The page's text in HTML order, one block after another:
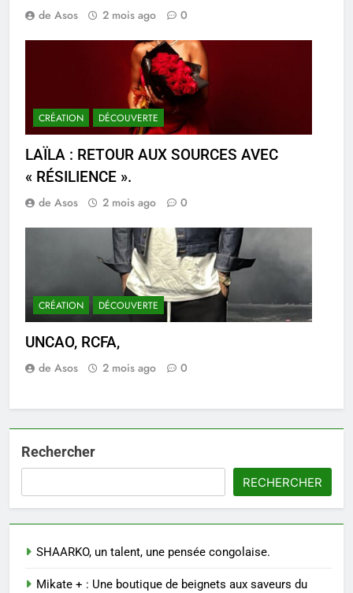
de Asos 2 mois ago 0
CRÉATION DÉCOUVERTE
LAÏLA : RETOUR AUX SOURCES AVEC
« RÉSILIENCE ».
de Asos 2 mois ago 0
CRÉATION DÉCOUVERTE
UNCAO, RCFA,
de Asos 2 mois ago 0
Rechercher
RECHERCHER
SHAARKO, un talent, une pensée congolaise.
Mikate + : Une boutique de beignets aux saveurs du